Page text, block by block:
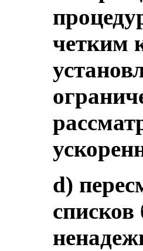
четким
d)
списков